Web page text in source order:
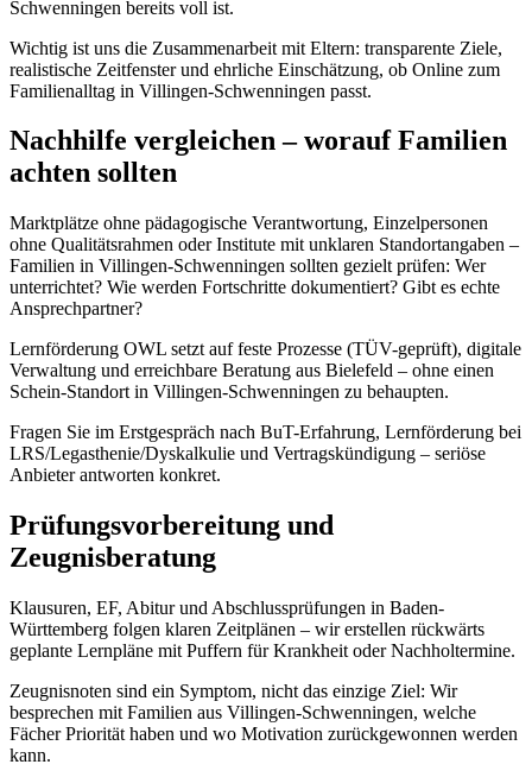
Schwenningen bereits voll ist.
Wichtig ist uns die Zusammenarbeit mit Eltern: transparente Ziele,
realistische Zeitfenster und ehrliche Einschätzung, ob Online zum
Familienalltag in Villingen-Schwenningen passt.
Nachhilfe vergleichen – worauf Familien
achten sollten
Marktplätze ohne pädagogische Verantwortung, Einzelpersonen
ohne Qualitätsrahmen oder Institute mit unklaren Standortangaben –
Familien in Villingen-Schwenningen sollten gezielt prüfen: Wer
unterrichtet? Wie werden Fortschritte dokumentiert? Gibt es echte
Ansprechpartner?
Lernförderung OWL setzt auf feste Prozesse (TÜV-geprüft), digitale
Verwaltung und erreichbare Beratung aus Bielefeld – ohne einen
Schein-Standort in Villingen-Schwenningen zu behaupten.
Fragen Sie im Erstgespräch nach BuT-Erfahrung, Lernförderung bei
LRS/Legasthenie/Dyskalkulie und Vertragskündigung – seriöse
Anbieter antworten konkret.
Prüfungsvorbereitung und
Zeugnisberatung
Klausuren, EF, Abitur und Abschlussprüfungen in Baden-
Württemberg folgen klaren Zeitplänen – wir erstellen rückwärts
geplante Lernpläne mit Puffern für Krankheit oder Nachholtermine.
Zeugnisnoten sind ein Symptom, nicht das einzige Ziel: Wir
besprechen mit Familien aus Villingen-Schwenningen, welche
Fächer Priorität haben und wo Motivation zurückgewonnen werden
kann.